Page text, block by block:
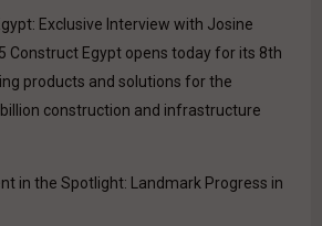
Exclusive Interview with Josine
Construct Egypt opens today for its 8th
products and solutions for the
billion construction and infrastructure
in the Spotlight: Landmark Progress in